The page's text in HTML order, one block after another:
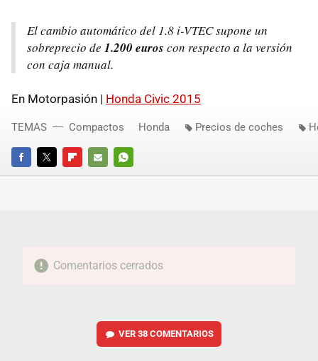
El cambio automático del 1.8 i-VTEC supone un
sobreprecio de 1.200 euros con respecto a la versión
con caja manual.
En Motorpasión | Honda Civic 2015
FACEBOOKTWITTERFLIPBOARD
E-
WHATSAPP
TEMAS Compactos Honda Precios de coches
Comentarios cerrados
VER 38 COMENTARIOS